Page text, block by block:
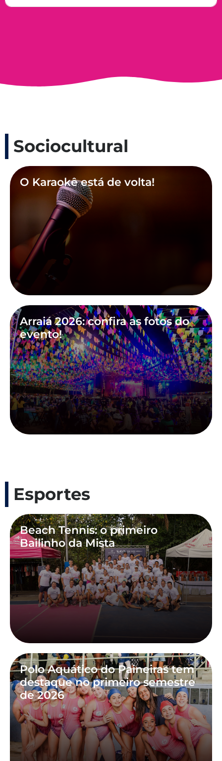
Sociocultural
O Karaokê está de volta!
Arraiá 2026: confira as fotos do
evento!
Esportes
Beach Tennis: o primeiro
Bailinho da Mista
Polo Aquático do Paineiras tem
destaque no primeiro semestre
de 2026